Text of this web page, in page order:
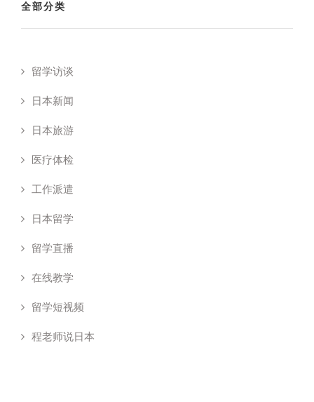
全部分类
留学访谈
日本新闻
日本旅游
医疗体检
工作派遣
日本留学
留学直播
在线教学
留学短视频
程老师说日本